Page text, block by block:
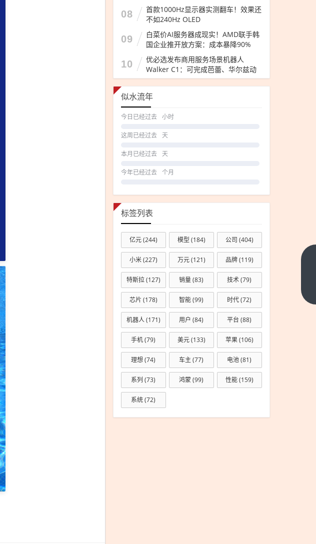
08
首款1000Hz显示器实测翻车！效果还
不如240Hz OLED
09
白菜价AI服务器成现实！AMD联手韩
国企业推开放方案：成本暴降90%
10
优必选发布商用服务场景机器人
Walker C1：可完成芭蕾、华尔兹动
作
似水流年
今日已经过去 小时
这周已经过去 天
本月已经过去 天
今年已经过去 个月
标签列表
亿元(244) 模型 (184) 公司 (404)
小米(227) 万元(121) 品牌(119)
特斯拉(127) 销量(83) 技术(79)
芯片 (178) 智能(99) 时代(72)
机器人(171) 用户 (84) 平台 (88)
手机(79) 美元(133) 苹果(106)
理想(74) 车主 (77) 电池(81)
系列 (73) 鸿蒙(99) 性能(159)
系统(72)